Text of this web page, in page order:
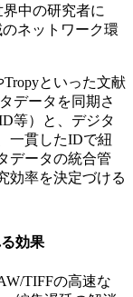
界中の研究者に
ネットワーク環
といった文献
データを同期さ
等）と、デジタ
一貫したIDで紐
データの統合管
効率を決定づける
効果
TIFFの高速な